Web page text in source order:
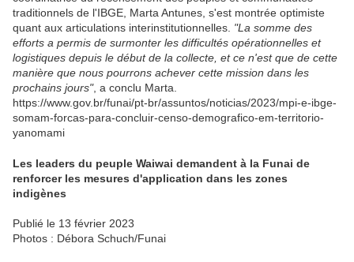
traditionnels de l'IBGE, Marta Antunes, s'est montrée optimiste
quant aux articulations interinstitutionnelles. "La somme des
efforts a permis de surmonter les difficultés opérationnelles et
logistiques depuis le début de la collecte, et ce n'est que de cette
manière que nous pourrons achever cette mission dans les
prochains jours", a conclu Marta.
https://www.gov.br/funai/pt-br/assuntos/noticias/2023/mpi-e-ibge-
somam-forcas-para-concluir-censo-demografico-em-territorio-
yanomami
Les leaders du peuple Waiwai demandent à la Funai de
renforcer les mesures d'application dans les zones
indigènes
Publié le 13 février 2023
Photos : Débora Schuch/Funai